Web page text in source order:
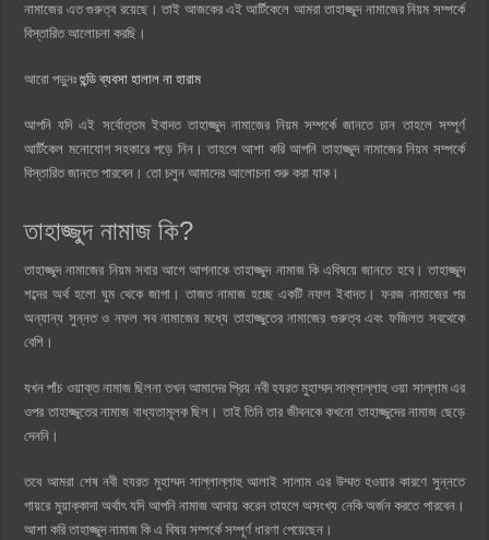
নামাজের এত গুরুত্ব রয়েছে। তাই আজকের এই আর্টিকেলে আমরা তাহাজ্জুদ নামাজের নিয়ম সম্পর্কে
বিস্তারিত আলোচনা করছি।
আরো পড়ুনঃহুন্ডি ব্যবসা হালাল না হারাম
আপনি যদি এই সর্বোত্তম ইবাদত তাহাজ্জুদ নামাজের নিয়ম সম্পর্কে জানতে চান তাহলে সম্পূর্ণ
আর্টিকেল মনোযোগ সহকারে পড়ে নিন। তাহলে আশা করি আপনি তাহাজ্জুদ নামাজের নিয়ম সম্পর্কে
বিস্তারিত জানতে পারবেন। তো চলুন আমাদের আলোচনা শুরু করা যাক।
তাহাজ্জুদ নামাজ কি?
তাহাজ্জুদ নামাজের নিয়ম সবার আগে আপনাকে তাহাজ্জুদ নামাজ কি এবিষয়ে জানতে হবে। তাহাজ্জুদ
শব্দের অর্থ হলো ঘুম থেকে জাগা। তাজত নামাজ হচ্ছে একটি নফল ইবাদত। ফরজ নামাজের পর
অন্যান্য সুন্নত ও নফল সব নামাজের মধ্যে তাহাজ্জুতের নামাজের গুরুত্ব এবং ফজিলত সবথেকে
বেশি।
যখন পাঁচ ওয়াক্ত নামাজ ছিলনা তখন আমাদের প্রিয় নবী হযরত মুহাম্মদ সাল্লাল্লাহু ওয়া সাল্লাম এর
ওপর তাহাজ্জুতের নামাজ বাধ্যতামূলক ছিল। তাই তিনি তার জীবনকে কখনো তাহাজ্জুদের নামাজ ছেড়ে
দেননি।
তবে আমরা শেষ নবী হযরত মুহাম্মদ সাল্লাল্লাহু আলাই সালাম এর উম্মত হওয়ার কারণে সুন্নতে
গায়রে মুয়াক্কাদা অর্থাৎ যদি আপনি নামাজ আদায় করেন তাহলে অসংখ্য নেকি অর্জন করতে পারবেন।
আশা করি তাহাজ্জুদ নামাজ কি এ বিষয় সম্পর্কে সম্পূর্ণ ধারণা পেয়েছেন।